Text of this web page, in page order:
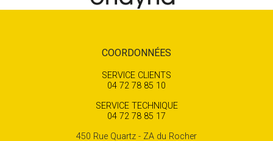
COORDONNÉES
SERVICE CLIENTS
04 72 78 85 10
SERVICE TECHNIQUE
04 72 78 85 17
450 Rue Quartz - ZA du Rocher